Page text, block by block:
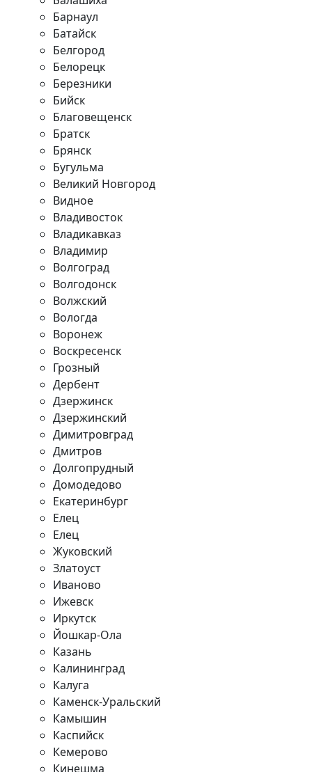
Барнаул
Батайск
Белгород
Белорецк
Березники
Бийск
Благовещенск
Братск
Брянск
Бугульма
Великий Новгород
Видное
Владивосток
Владикавказ
Владимир
Волгоград
Волгодонск
Волжский
Вологда
Воронеж
Воскресенск
Грозный
Дербент
Дзержинск
Дзержинский
Димитровград
Дмитров
Долгопрудный
Домодедово
Екатеринбург
Елец
Елец
Жуковский
Златоуст
Иваново
Ижевск
Иркутск
Йошкар-Ола
Казань
Калининград
Калуга
Каменск-Уральский
Камышин
Каспийск
Кемерово
Кинешма